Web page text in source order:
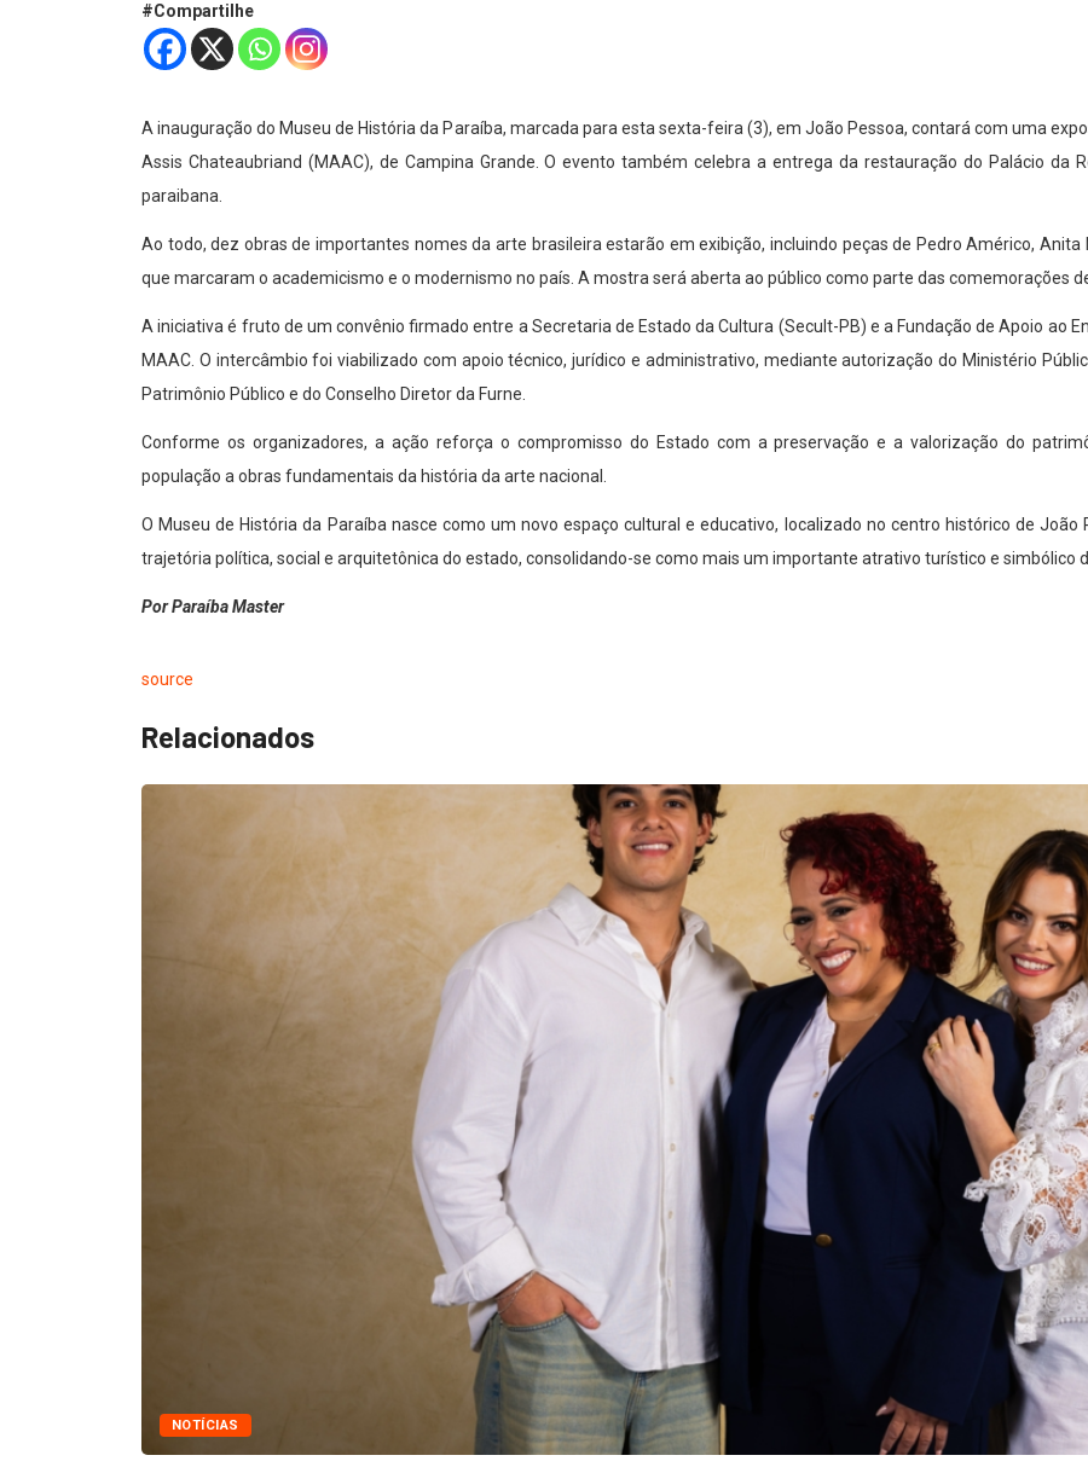
#Compartilhe
A inauguração do Museu de História da Paraíba, marcada para esta sexta-feira (3), em João Pessoa, contará com uma
Assis Chateaubriand (MAAC), de Campina Grande. O evento também celebra a entrega da restauração do Palácio da
paraibana.
Ao todo, dez obras de importantes nomes da arte brasileira estarão em exibição, incluindo peças de Pedro Américo,
que marcaram o academicismo e o modernismo no país. A mostra será aberta ao público como parte das comemorações
A iniciativa é fruto de um convênio firmado entre a Secretaria de Estado da Cultura (Secult-PB) e a Fundação de Apoio ao
MAAC. O intercâmbio foi viabilizado com apoio técnico, jurídico e administrativo, mediante autorização do Ministério
Patrimônio Público e do Conselho Diretor da Furne.
Conforme os organizadores, a ação reforça o compromisso do Estado com a preservação e a valorização do
população a obras fundamentais da história da arte nacional.
O Museu de História da Paraíba nasce como um novo espaço cultural e educativo, localizado no centro histórico de
trajetória política, social e arquitetônica do estado, consolidando-se como mais um importante atrativo turístico e simbólico
Por Paraíba Master
source
Relacionados
NOTÍCIAS